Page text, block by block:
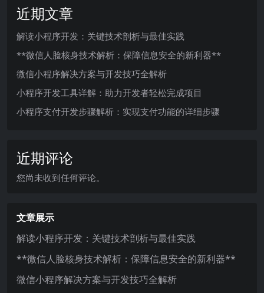
近期文章
解读小程序开发：关键技术剖析与最佳实践
**微信人脸核身技术解析：保障信息安全的新利器**
微信小程序解决方案与开发技巧全解析
小程序开发工具详解：助力开发者轻松完成项目
小程序支付开发步骤解析：实现支付功能的详细步骤
近期评论
您尚未收到任何评论。
文章展示
解读小程序开发：关键技术剖析与最佳实践
**微信人脸核身技术解析：保障信息安全的新利器**
微信小程序解决方案与开发技巧全解析